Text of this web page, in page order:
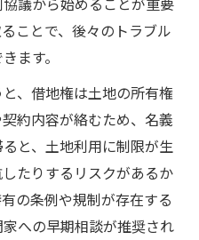
おきたいトラブル回
不安を減らす情報収集
心して進めるための
門家への相談方法と選
ことで、後々のトラブル
ます。
、借地権は土地の所有権
約内容が絡むため、名義
と、土地利用に制限が生
たりするリスクがあるか
の条例や規制が存在する
への早期相談が推奨され